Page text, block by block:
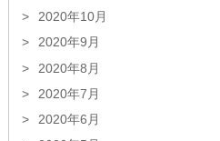
2020年10月
2020年9月
2020年8月
2020年7月
2020年6月